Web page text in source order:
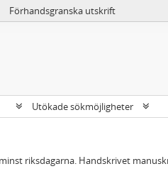
Förhandsgranska utskrift
Utökade sökmöjligheter
riksdagarna. Handskrivet